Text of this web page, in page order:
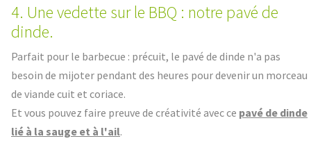
4. Une vedette sur le BBQ : notre pavé de
dinde.
Parfait pour le barbecue : précuit, le pavé de dinde n'a pas
besoin de mijoter pendant des heures pour devenir un morceau
de viande cuit et coriace.
Et vous pouvez faire preuve de créativité avec ce pavé de dinde
lié à la sauge et à l'ail.